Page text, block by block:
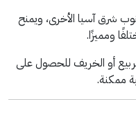
شرق آسيا الأخرى، ويمنح
ومميزًا.
أو الخريف للحصول على
ممكنة.